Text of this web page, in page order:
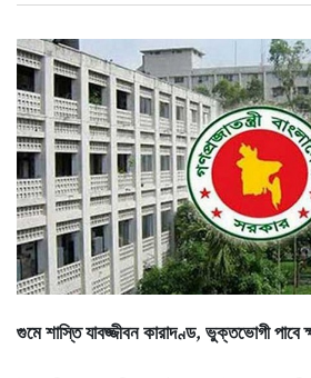
গুমে শাস্তি যাবজ্জীবন কারাদণ্ড, ভুক্তভোগী পাবে